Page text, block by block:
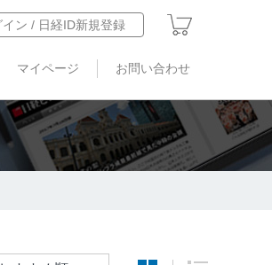
イン / 日経ID新規登録
マイページ お問い合わせ